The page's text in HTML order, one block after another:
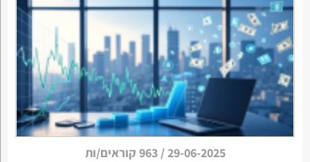
29-06-2025
/963 קוראים/ות